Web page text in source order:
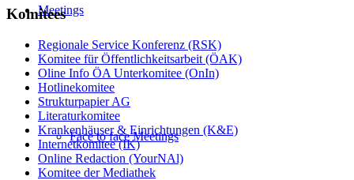
Meetings
Face to face Meetings
Komitees
Regionale Service Konferenz (RSK)
Komitee für Öffentlichkeitsarbeit (ÖAK)
Oline Info ÖA Unterkomitee (OnIn)
Hotlinekomitee
Strukturpapier AG
Literaturkomitee
Krankenhäuser & Einrichtungen (K&E)
Internetkomitee (IK)
Online Redaction (YourNAl)
Komitee der Mediathek